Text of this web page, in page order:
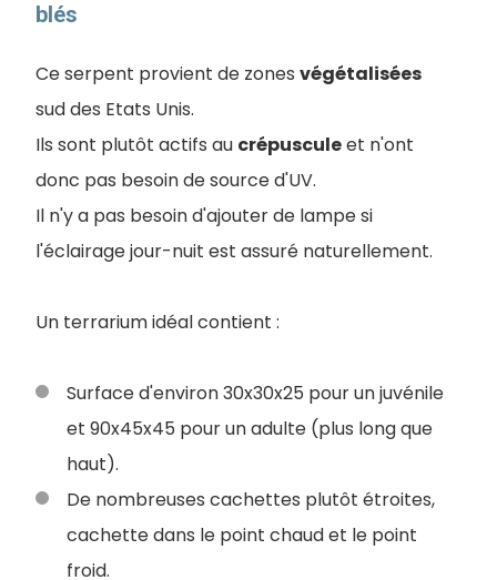
blés
Ce serpent provient de zones végétalisées
sud des Etats Unis.
Ils sont plutôt actifs au crépusculeet n'ont
donc pas besoin de source d'UV.
Il n'y a pas besoin d'ajouter de lampe si
l'éclairage jour-nuit est assuré naturellement.
Un terrarium idéal contient :
Surface d'environ 30x30x25 pour un juvénile
et 90x45x45 pour un adulte (plus long que
haut).
De nombreuses cachettes plutôt étroites,
cachette dans le point chaud et le point
froid.